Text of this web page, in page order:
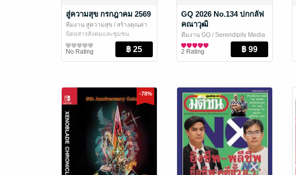
สู่ความสุข กรกฎาคม 2569
ทีมงาน สู่ความสุข / สร้างคุณค่า
นิตยสารสังคมและชุมชน
No Rating
GQ 2026 No.134 ปกกลัฟ
คณาวุฒิ
ทีมงาน GQ / Serendipity Media
นิตยสาร Lifestyle
2 Rating
-78%